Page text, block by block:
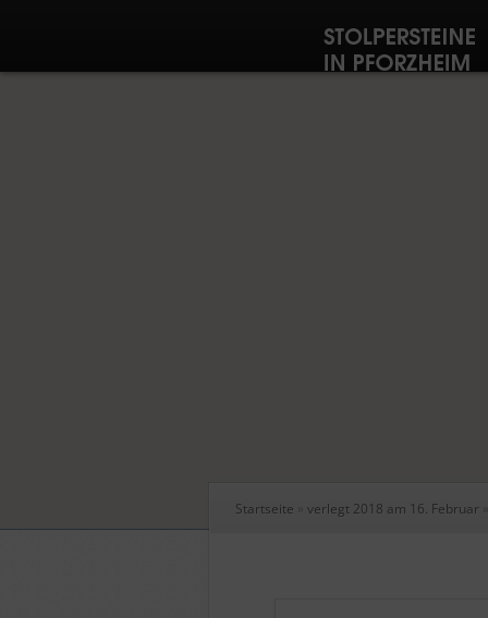
Startseite » verlegt 2018 am 16. Februar »